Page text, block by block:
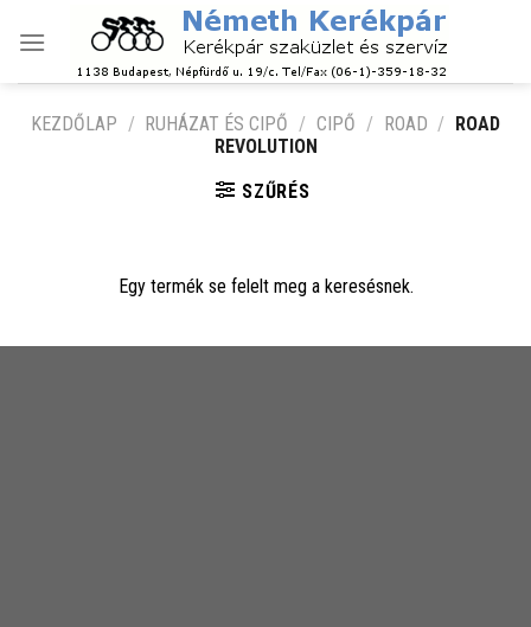
KEZDŐLAP / RUHÁZAT ÉS CIPŐ / CIPŐ / ROAD / ROAD
REVOLUTION
SZŰRÉS
Egy termék se felelt meg a keresésnek.